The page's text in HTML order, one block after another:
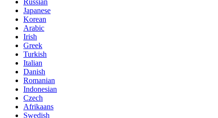
Japanese
Korean
Arabic
Irish
Greek
Turkish
Italian
Danish
Romanian
Indonesian
Czech
Afrikaans
Swedish